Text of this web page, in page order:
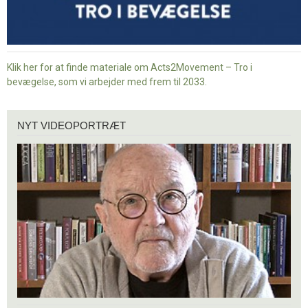
Klik her for at finde materiale om Acts2Movement – Tro i
bevægelse, som vi arbejder med frem til 2033.
videoportræt
NYT VIDEOPORTRÆT